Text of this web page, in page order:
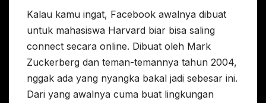
Kalau kamu ingat, Facebook awalnya dibuat
untuk mahasiswa Harvard biar bisa saling
connect secara online. Dibuat oleh Mark
Zuckerberg dan teman-temannya tahun 2004,
nggak ada yang nyangka bakal jadi sebesar ini.
Dari yang awalnya cuma buat lingkungan